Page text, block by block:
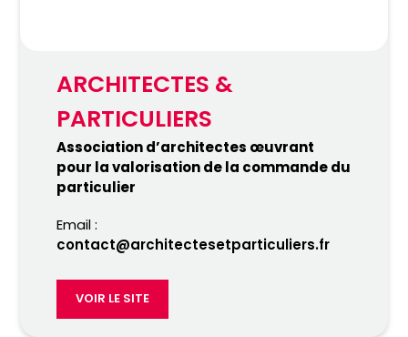
ARCHITECTES &
PARTICULIERS
Association d’architectes œuvrant
pour la valorisation de la commande du
particulier
Email :
contact@architectesetparticuliers.fr
VOIR LE SITE